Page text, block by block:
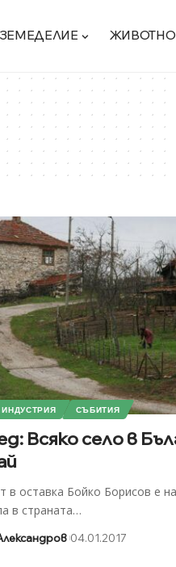
ЗЕМЕДЕЛИЕ
СЪБИТИЯ
Всяко село в
в оставка Бойко Борисов е
в страната…
04.01.2017